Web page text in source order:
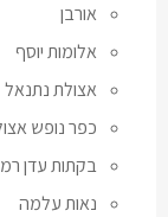
אורבן
אלומות יוסף
אצולת נתנאל
כפר נופש
בקתות עדן
נאות עלמה